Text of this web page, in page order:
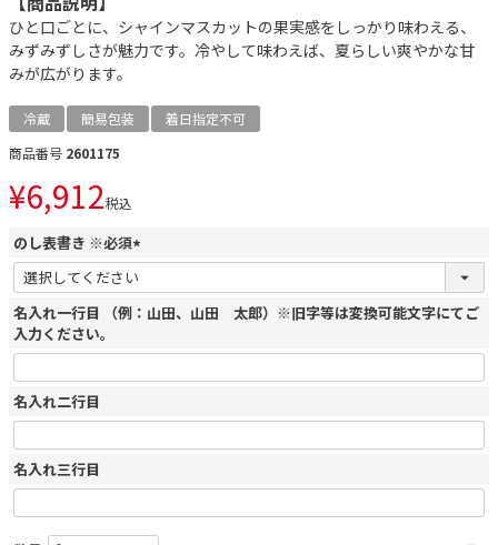
ひと口ごとに、シャインマスカットの果実感をしっかり味わえる、
みずみずしさが魅力です。冷やして味わえば、夏らしい爽やかな甘
みが広がります。
冷蔵 簡易包装
着日指定不可
商品番号 2601175
¥6,912税込
のし表書き ※必須
(
必
須
名入れ一行目 （例：山田、山田 太郎）※旧字等は変換可能文字にてご
入力ください。
名入れ二行目
名入れ三行目